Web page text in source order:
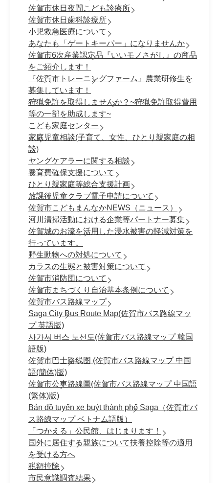
佐賀市休日夜間こども診療所
佐賀市休日歯科診療所
小児救急医療について
あなたも「ゲートキーパー」になりませんか
佐賀市6次産業認定品『いいモノさがし』の商品
をご紹介します！
『佐賀市トレーニングファーム』農業研修生を
募集しています！
狩猟免許を取得しませんか？~狩猟免許取得費用
等の一部を助成します~
こども家庭センター
家庭児童相談(子育て、女性、ひとり親家庭の相
談)
ヤングケアラーに関する相談
養育費確保支援について
ひとり親家庭等総合支援計画
放課後児童クラブ電子申請について
佐賀市こどもまんなかNEWS（ニュース）
河川清掃活動における企業等パートナー募集
佐賀城のお濠を活用した浸水被害の軽減対策を
行っています。
野生動物への対処について
カラスの生態と被害対策について
佐賀市消防団について
佐賀市まちづくり自治基本条例について
佐賀市バス路線マップ
Saga City Bus Route Map(佐賀市バス路線マッ
プ 英語版)
사가시 버스 노선도(佐賀市バス路線マップ 韓国
語版)
佐贺市巴士路线图 (佐賀市バス路線マップ 中国
語(簡体)版)
佐賀市公車路線圖(佐賀市バス路線マップ 中国語
(繁体)版)
Bản đồ tuyến xe buýt thành phố Saga（佐賀市バ
ス路線マップ ベトナム語版）
「つかえる」公民館、はじまります！
国外に居住する親族について扶養控除等の適用
を受ける方へ
税額控除
市民意識調査結果